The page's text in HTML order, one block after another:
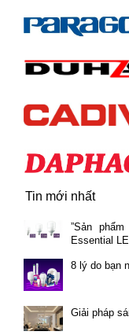
Tin mới nhất
”Sản
Essential
8 lý do bạn
Giải pháp